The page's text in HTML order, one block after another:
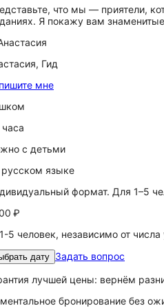
что мы — приятели,
Я покажу вам
Гид
мне
часа
с детьми
языке
формат. Для 1–5
₽
5 человек, независимо от числа
дату Задать вопрос
лучшей цены: вернём
бронирование без